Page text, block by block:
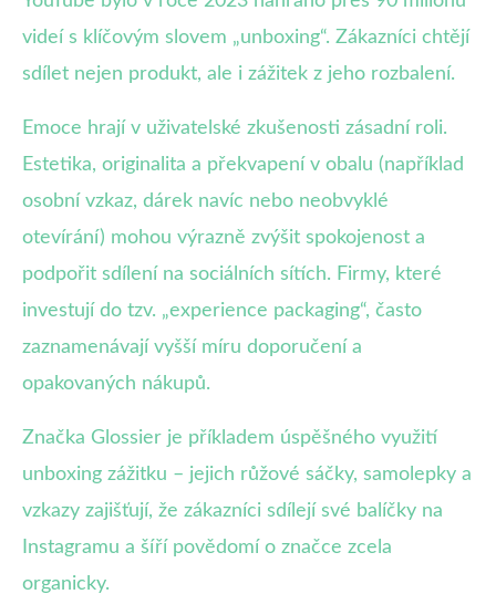
videí s klíčovým slovem „unboxing“. Zákazníci chtějí
sdílet nejen produkt, ale i zážitek z jeho rozbalení.
Emoce hrají v uživatelské zkušenosti zásadní roli.
Estetika, originalita a překvapení v obalu (například
osobní vzkaz, dárek navíc nebo neobvyklé
otevírání) mohou výrazně zvýšit spokojenost a
podpořit sdílení na sociálních sítích. Firmy, které
investují do tzv. „experience packaging“, často
zaznamenávají vyšší míru doporučení a
opakovaných nákupů.
Značka Glossier je příkladem úspěšného využití
unboxing zážitku – jejich růžové sáčky, samolepky a
vzkazy zajišťují, že zákazníci sdílejí své balíčky na
Instagramu a šíří povědomí o značce zcela
organicky.